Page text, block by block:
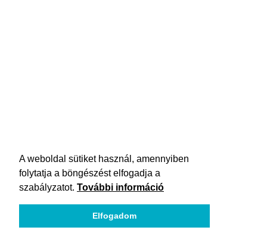
A weboldal sütiket használ, amennyiben
folytatja a böngészést elfogadja a
szabályzatot. További információ
Elfogadom